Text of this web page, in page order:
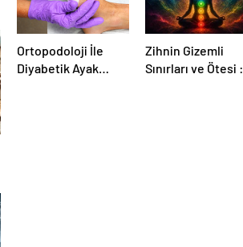
Ortopodoloji İle
Diyabetik Ayak
Zihnin Gizemli
Sınırları ve Ötesi :